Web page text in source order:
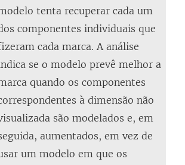
tenta recuperar cada um
componentes individuais que
cada marca. A análise
se o modelo prevê melhor a
quando os componentes
à dimensão não
são modelados e, em
aumentados, em vez de
um modelo em que os